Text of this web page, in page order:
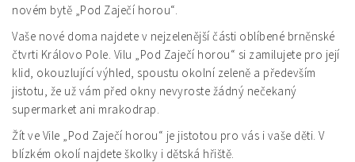
novém bytě „Pod Zaječí horou“.
Vaše nové doma najdete v nejzelenější části oblíbené brněnské
čtvrti Královo Pole. Vilu „Pod Zaječí horou“ si zamilujete pro její
klid, okouzlující výhled, spoustu okolní zeleně a především
jistotu, že už vám před okny nevyroste žádný nečekaný
supermarket ani mrakodrap.
Žít ve Vile „Pod Zaječí horou“ je jistotou pro vás i vaše děti. V
blízkém okolí najdete školky i dětská hřiště.